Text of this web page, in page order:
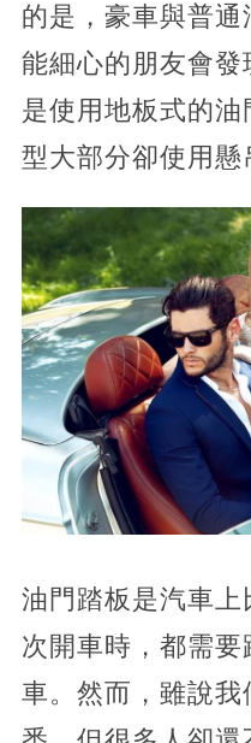
的是，豪車與普
能細心的朋友會
是使用地板式的
型大部分卻使用懸
油門踏板是汽車
次開車時，都需
車。然而，雖說